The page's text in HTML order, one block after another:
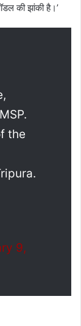
की झांकी है।’
the
9,